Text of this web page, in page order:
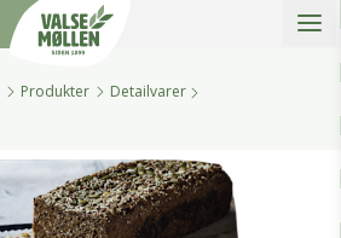
Produkter
Detailvarer